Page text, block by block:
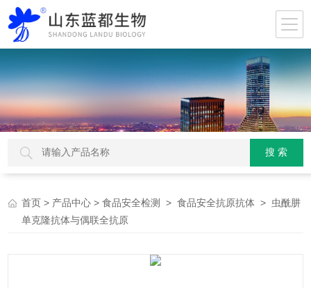
首页 > 产品中心 >食品安全检测 >食品安全抗原抗体 > 虫酰肼
单克隆抗体与偶联全抗原